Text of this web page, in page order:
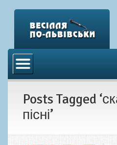
Аудіо
Фото
Posts Tagged
пісні’